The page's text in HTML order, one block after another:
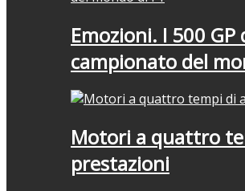
Emozioni. I 500 GP
campionato del
Motori a quattro
prestazioni